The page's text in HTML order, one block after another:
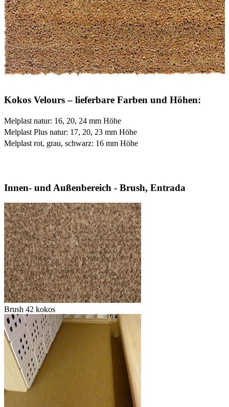
Kokos Velours – lieferbare Farben und Höhen:
Melplast natur: 16, 20, 24 mm Höhe
Melplast Plus natur: 17, 20, 23 mm Höhe
Melplast rot, grau, schwarz: 16 mm Höhe
Innen- und Außenbereich - Brush, Entrada
Brush 42 kokos